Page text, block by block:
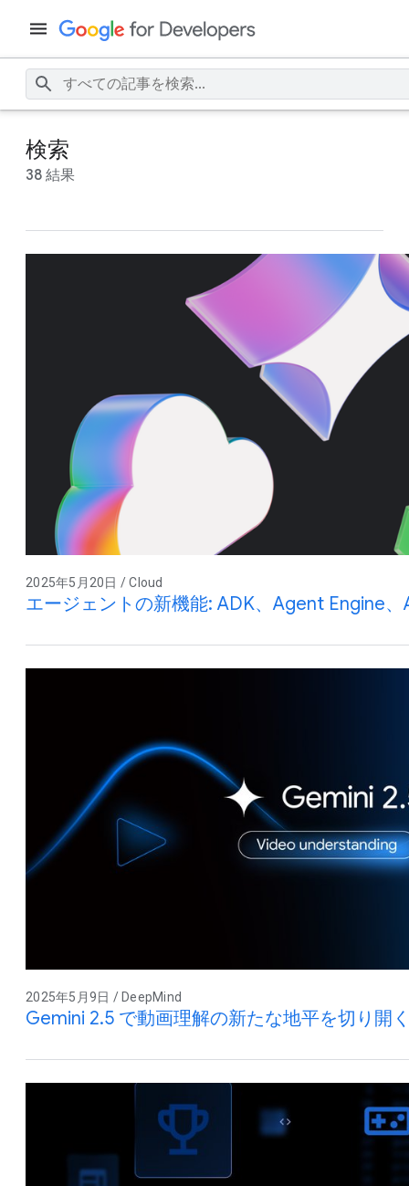
検索
38 結果
2025年5月20日 / Cloud
エージェントの新機能: ADK、Agent Engine
2025年5月9日 / DeepMind
Gemini 2.5 で動画理解の新たな地平を切り開